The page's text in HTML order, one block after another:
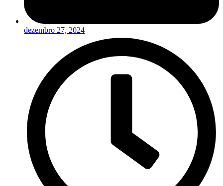
dezembro 27, 2024